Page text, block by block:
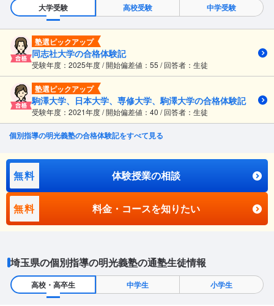
大学受験 高校受験 中学受験
塾選ピックアップ
同志社大学の合格体験記
受験年度：2025年度 / 開始偏差値：55 / 回答者：生徒
塾選ピックアップ
駒澤大学、日本大学、専修大学、駒澤大学の合格体験記
受験年度：2021年度 / 開始偏差値：40 / 回答者：生徒
個別指導の明光義塾の合格体験記をすべて見る
無料 体験授業の相談
無料 料金・コースを知りたい
埼玉県の個別指導の明光義塾の通塾生徒情報
高校・高卒生 中学生 小学生